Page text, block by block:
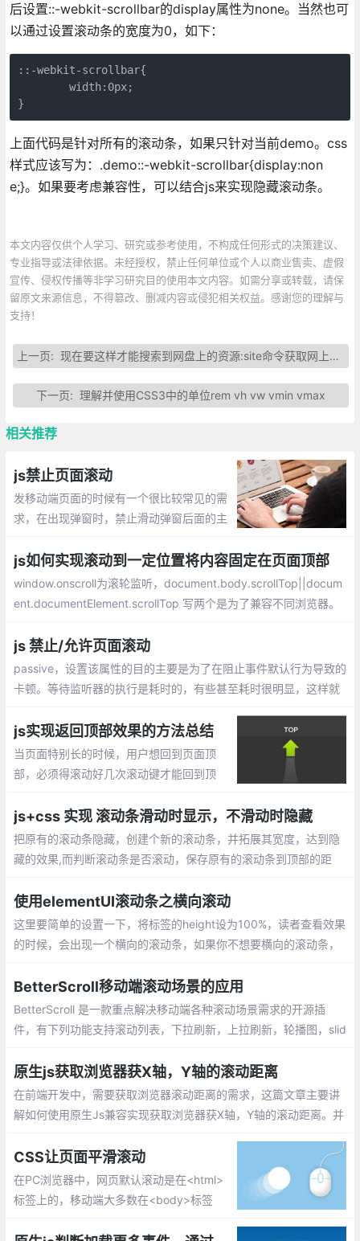
后设置::-webkit-scrollbar的display属性为none。当然也可
以通过设置滚动条的宽度为0，如下：
::-webkit-scrollbar{
}
上面代码是针对所有的滚动条，如果只针对当前demo。css
样式应该写为：.demo::-webkit-scrollbar{display:non
e;}。如果要考虑兼容性，可以结合js来实现隐藏滚动条。
本文内容仅供个人学习、研究或参考使用，不构成任何形式的决策建议、
专业指导或法律依据。未经授权，禁止任何单位或个人以商业售卖、虚假
宣传、侵权传播等非学习研究目的使用本文内容。如需分享或转载，请保
留原文来源信息，不得篡改、删减内容或侵犯相关权益。感谢您的理解与
支持！
上一页:现在要这样才能搜索到网盘上的资源:site命令获取网上资源
下一页: 理解并使用CSS3中的单位rem vh vw vmin vmax
相关推荐
js禁止页面滚动
发移动端页面的时候有一个很比较常见的需
求，在出现弹窗时，禁止滑动弹窗后面的主
js如何实现滚动到一定位置将内容固定在页面顶部
window.onscroll为滚轮监听，document.body.scrollTop||docum
ent.documentElement.scrollTop 写两个是为了兼容不同浏览器。
左右位置虽然是0也要设，不然若为不是100%宽度的内容会出现左
右跳动。
js 禁止/允许页面滚动
passive，设置该属性的目的主要是为了在阻止事件默认行为导致的
卡顿。等待监听器的执行是耗时的，有些甚至耗时很明显，这样就
毕竟空函数的执行也会耗时
js实现返回顶部效果的方法总结
当页面特别长的时候，用户想回到页面顶
部，必须得滚动好几次滚动键才能回到顶
钮，用户点击一下，就可以回到顶部，对于
用户来说，是一个比较好的体验。
js+css 实现 滚动条滑动时显示，不滑动时隐藏
把原有的滚动条隐藏，创建个新的滚动条，并拓展其宽度，达到隐
藏的效果,而判断滚动条是否滚动，保存原有的滚动条到顶部的距
使用elementUI滚动条之横向滚动
这里要简单的设置一下，将标签的height设为100%，读者查看效果
的时候，会出现一个横向的滚动条，如果你不想要横向的滚动条，
BetterScroll移动端滚动场景的应用
BetterScroll 是一款重点解决移动端各种滚动场景需求的开源插
件，有下列功能支持滚动列表，下拉刷新，上拉刷新，轮播图，slid
淡出来确保滚动的流畅。
原生js获取浏览器获X轴，Y轴的滚动距离
在前端开发中，需要获取浏览器滚动距离的需求，这篇文章主要讲
解如何使用原生Js兼容实现获取浏览器获X轴，Y轴的滚动距离。并
CSS让页面平滑滚动
在PC浏览器中，网页默认滚动是在<html>
标签上的，移动端大多数在<body>标签